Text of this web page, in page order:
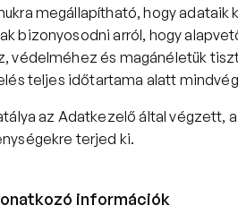
megállapítható, hogy adataik
bizonyosodni arról, hogy
védelméhez és magánéletük
teljes időtartama alatt
az Adatkezelő által végzett,
terjed ki.
információk